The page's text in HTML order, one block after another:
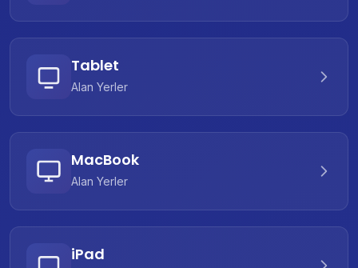
Tablet
Alan Yerler
MacBook
Alan Yerler
iPad